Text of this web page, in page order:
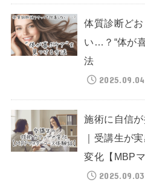
体質診断ど
い…？“体が
法
2025.09.04
施術に自信
｜受講生が
変化【MBP
2025.09.03